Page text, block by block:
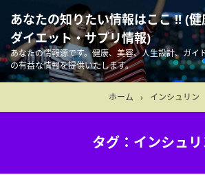
あなたの知りたい情報はここ !! (健
ダイエット・サプリ情報)
あなたの情報源です。健康、美容、人生設計、ガイ
の有益な情報を提供いたします。
ホーム › インシュリン
タグ：インシュ